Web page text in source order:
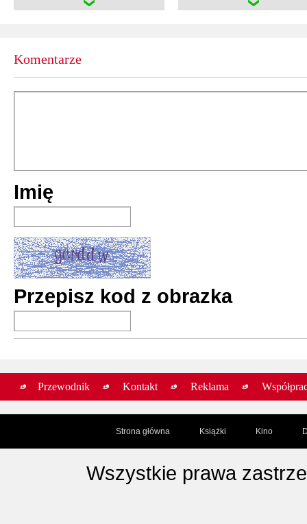
Ryjówka
Komentarze
Imię
Przepisz kod z obrazka
Przewodnik Kontakt Reklama
Strona główna Książki Kino
Wszystkie prawa